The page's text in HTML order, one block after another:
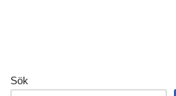
Sök